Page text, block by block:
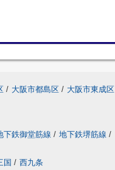
/ 大阪市都島区 / 大阪市東成区
下鉄御堂筋線 / 地下鉄堺筋線 /
国 / 西九条